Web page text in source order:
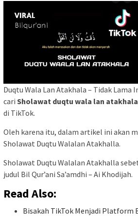
Duqtu Wala Lan Atakhala – Tidak Lama
cari Sholawat duqtu wala lan atakhala
di TikTok.
Oleh karena itu, dalam artikel ini akan
Sholawat Duqtu Walalan Atakhalla.
Sholawat Duqtu Walalan Atakhalla
judul Bil Qur’ani Sa’amdhi – Ai Khodijah.
Read Also:
Bisakah TikTok Menjadi Platform